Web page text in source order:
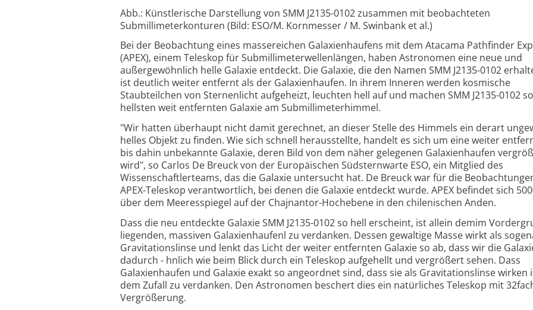
Abb.: Künstlerische Darstellung von SMM J2135-0102 zusammen mit beobachteten
Submillimeterkonturen (Bild: ESO/M. Kornmesser / M. Swinbank et al.)
Bei der Beobachtung eines massereichen Galaxienhaufens mit dem Atacama Pathfinder
(APEX), einem Teleskop für Submillimeterwellenlängen, haben Astronomen eine neue und
außergewöhnlich helle Galaxie entdeckt. Die Galaxie, die den Namen SMM J2135-0102
ist deutlich weiter entfernt als der Galaxienhaufen. In ihrem Inneren werden kosmische
Staubteilchen von Sternenlicht aufgeheizt, leuchten hell auf und machen SMM J2135-0102
hellsten weit entfernten Galaxie am Submillimeterhimmel.
"Wir hatten überhaupt nicht damit gerechnet, an dieser Stelle des Himmels ein derart
helles Objekt zu finden. Wie sich schnell herausstellte, handelt es sich um eine weiter
bis dahin unbekannte Galaxie, deren Bild von dem näher gelegenen Galaxienhaufen
wird", so Carlos De Breuck von der Europäischen Südsternwarte ESO, ein Mitglied des
Wissenschaftlerteams, das die Galaxie untersucht hat. De Breuck war für die
APEX-Teleskop verantwortlich, bei denen die Galaxie entdeckt wurde. APEX befindet sich
über dem Meeresspiegel auf der Chajnantor-Hochebene in den chilenischen Anden.
Dass die neu entdeckte Galaxie SMM J2135-0102 so hell erscheint, ist allein demim
liegenden, massiven Galaxienhaufenl zu verdanken. Dessen gewaltige Masse wirkt als
Gravitationslinse und lenkt das Licht der weiter entfernten Galaxie so ab, dass wir die
dadurch - hnlich wie beim Blick durch ein Teleskop aufgehellt und vergrößert sehen. Dass
Galaxienhaufen und Galaxie exakt so angeordnet sind, dass sie als Gravitationslinse wirken
dem Zufall zu verdanken. Den Astronomen beschert dies ein natürliches Teleskop mit
Vergrößerung.